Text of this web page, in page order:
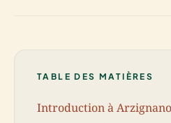
TABLE DES MATIÈRES
Introduction à